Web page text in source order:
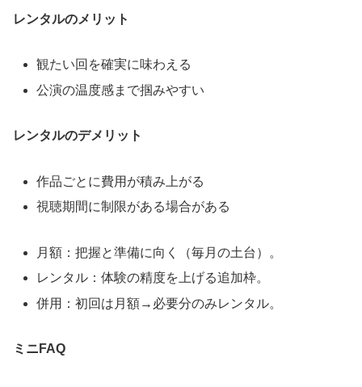
レンタルのメリット
観たい回を確実に味わえる
公演の温度感まで掴みやすい
レンタルのデメリット
作品ごとに費用が積み上がる
視聴期間に制限がある場合がある
月額：把握と準備に向く（毎月の土台）。
レンタル：体験の精度を上げる追加枠。
併用：初回は月額→必要分のみレンタル。
ミニFAQ